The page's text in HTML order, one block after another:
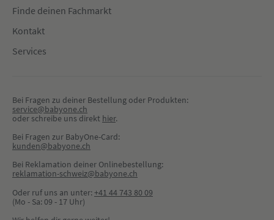
Finde deinen Fachmarkt
Kontakt
Services
Bei Fragen zu deiner Bestellung oder Produkten:
service@babyone.ch
oder schreibe uns direkt hier.
Bei Fragen zur BabyOne-Card:
kunden@babyone.ch
Bei Reklamation deiner Onlinebestellung:
reklamation-schweiz@babyone.ch
Oder ruf uns an unter:+41 44 743 80 09
(Mo - Sa: 09 - 17 Uhr)